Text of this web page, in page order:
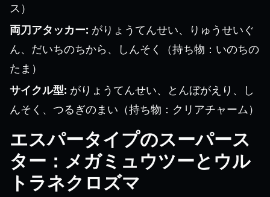
ス）
両刀アタッカー: がりょうてんせい、りゅうせいぐ
ん、だいちのちから、しんそく（持ち物：いのちの
たま）
サイクル型: がりょうてんせい、とんぼがえり、し
んそく、つるぎのまい（持ち物：クリアチャーム）
エスパータイプのスーパース
ター：メガミュウツーとウル
トラネクロズマ